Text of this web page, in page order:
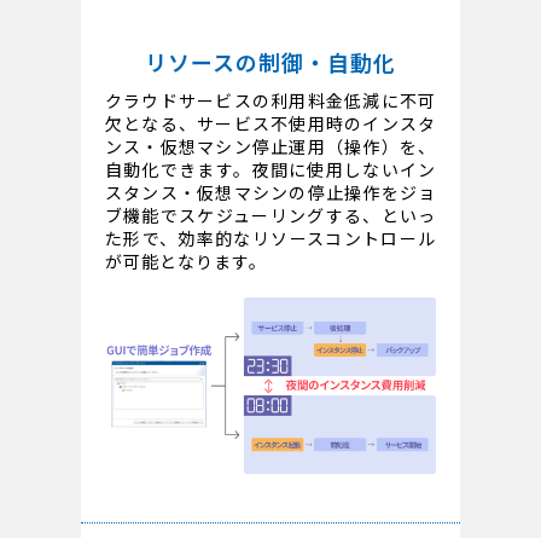
リソースの制御・自動化
クラウドサービスの利用料金低減に不可
欠となる、サービス不使用時のインスタ
ンス・仮想マシン停止運用（操作）を、
自動化できます。夜間に使用しないイン
スタンス・仮想マシンの停止操作をジョ
ブ機能でスケジューリングする、といっ
た形で、効率的なリソースコントロール
が可能となります。